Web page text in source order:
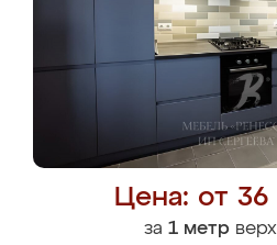
Цена: от
за 1 метр